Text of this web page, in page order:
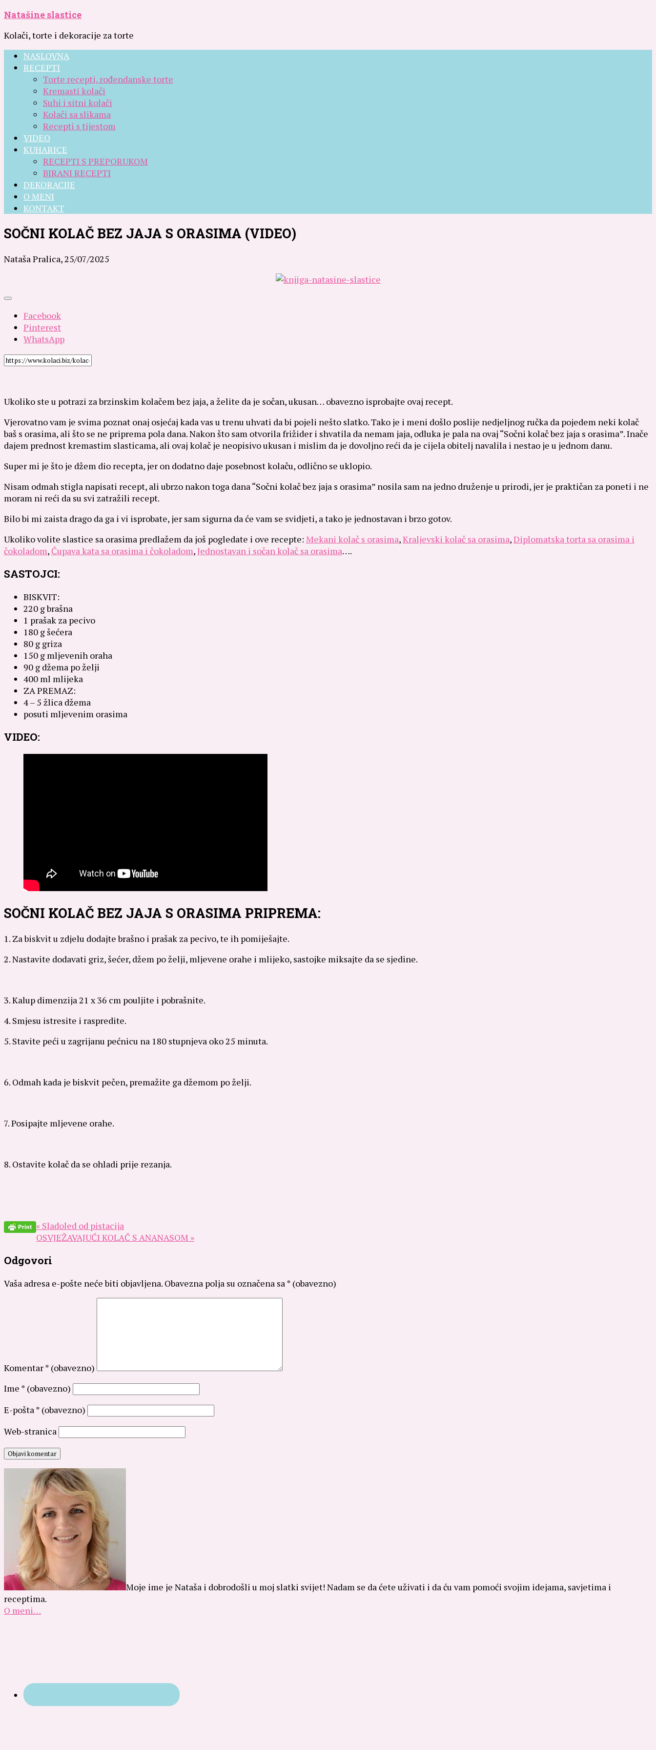
Natašine slastice
Kolači, torte i dekoracije za torte
NASLOVNA
RECEPTI
Torte recepti, rođendanske torte
Kremasti kolači
Suhi i sitni kolači
Kolači sa slikama
Recepti s tijestom
VIDEO
KUHARICE
RECEPTI S PREPORUKOM
BIRANI RECEPTI
DEKORACIJE
O MENI
KONTAKT
SOČNI KOLAČ BEZ JAJA S ORASIMA (VIDEO)
Nataša Pralica,25/07/2025
Facebook
Pinterest
WhatsApp
Ukoliko ste u potrazi za brzinskim kolačem bez jaja, a želite da je sočan, ukusan… obavezno isprobajte ovaj recept.
Vjerovatno vam je svima poznat onaj osjećaj kada vas u trenu uhvati da bi pojeli nešto slatko. Tako je i meni došlo poslije nedjeljnog ručka da pojedem neki kolač
baš s orasima, ali što se ne priprema pola dana. Nakon što sam otvorila frižider i shvatila da nemam jaja, odluka je pala na ovaj “Sočni kolač bez jaja s orasima”. Inače
dajem prednost kremastim slasticama, ali ovaj kolač je neopisivo ukusan i mislim da je dovoljno reći da je cijela obitelj navalila i nestao je u jednom danu.
Super mi je što je džem dio recepta, jer on dodatno daje posebnost kolaču, odlično se uklopio.
Nisam odmah stigla napisati recept, ali ubrzo nakon toga dana “Sočni kolač bez jaja s orasima” nosila sam na jedno druženje u prirodi, jer je praktičan za poneti i ne
moram ni reći da su svi zatražili recept.
Bilo bi mi zaista drago da ga i vi isprobate, jer sam sigurna da će vam se svidjeti, a tako je jednostavan i brzo gotov.
Ukoliko volite slastice sa orasima predlažem da još pogledate i ove recepte: Mekani kolač s orasima,Kraljevski kolač sa orasima,Diplomatska torta sa orasima i
čokoladom, Čupava kata sa orasima i čokoladom,Jednostavan i sočan kolač sa orasima….
SASTOJCI:
BISKVIT:
220 g brašna
1 prašak za pecivo
180 g šećera
80 g griza
150 g mljevenih oraha
90 g džema po želji
400 ml mlijeka
ZA PREMAZ:
4 – 5 žlica džema
posuti mljevenim orasima
VIDEO:
SOČNI KOLAČ BEZ JAJA S ORASIMA PRIPREMA:
1. Za biskvit u zdjelu dodajte brašno i prašak za pecivo, te ih pomiješajte.
2. Nastavite dodavati griz, šećer, džem po želji, mljevene orahe i mlijeko, sastojke miksajte da se sjedine.
3. Kalup dimenzija 21 x 36 cm pouljite i pobrašnite.
4. Smjesu istresite i raspredite.
5. Stavite peći u zagrijanu pećnicu na 180 stupnjeva oko 25 minuta.
6. Odmah kada je biskvit pečen, premažite ga džemom po želji.
7. Posipajte mljevene orahe.
8. Ostavite kolač da se ohladi prije rezanja.
« Sladoled od pistacija
OSVJEŽAVAJUĆI KOLAČ S ANANASOM »
Odgovori
Vaša adresa e-pošte neće biti objavljena. Obavezna polja su označena sa* (obavezno)
Komentar* (obavezno)
Ime * (obavezno)
E-pošta* (obavezno)
Web-stranica
Moje ime je Nataša i dobrodošli u moj slatki svijet! Nadam se da ćete uživati i da ću vam pomoći svojim idejama, savjetima i
receptima.
O meni…